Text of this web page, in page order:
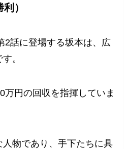
）
2話に登場する坂本は、広
。
万円の回収を指揮していま
物であり、手下たちに具